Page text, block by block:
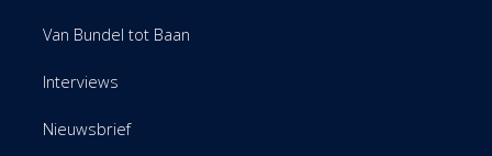
Van Bundel tot Baan
Interviews
Nieuwsbrief